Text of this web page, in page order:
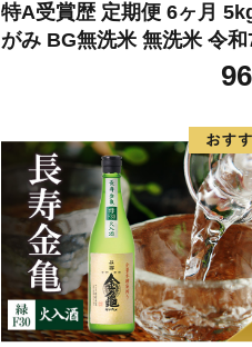
特A受賞歴 定期便 6ヶ月
がみ BG無洗米 無洗米 令和
賀県産 米 近江米 ミズカガ